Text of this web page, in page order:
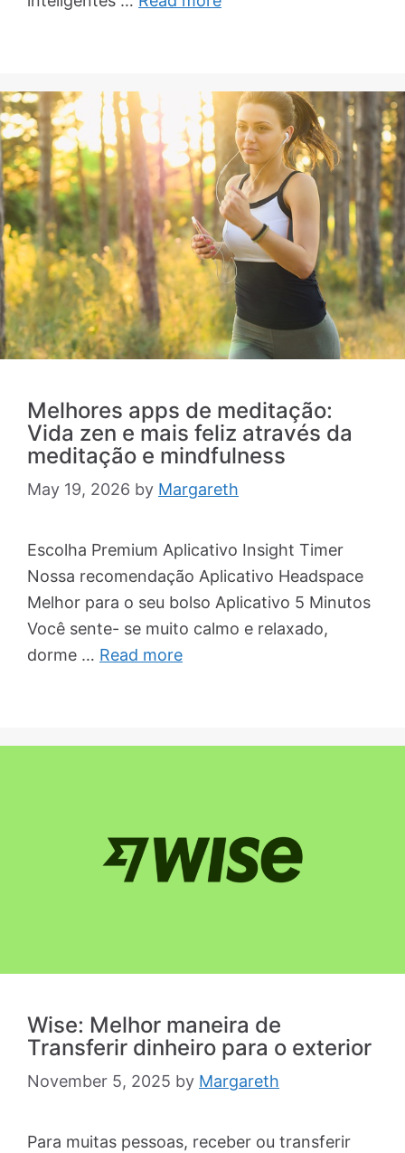
Melhores apps de meditação:
Vida zen e mais feliz através da
meditação e mindfulness
May 19, 2026 by Margareth
Escolha Premium Aplicativo Insight Timer
Nossa recomendação Aplicativo Headspace
Melhor para o seu bolso Aplicativo 5 Minutos
Você sente- se muito calmo e relaxado,
dorme … Read more
Wise: Melhor maneira de
Transferir dinheiro para o exterior
November 5, 2025 by Margareth
Para muitas pessoas, receber ou transferir